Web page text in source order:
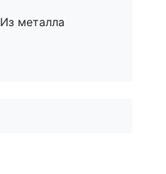
Из металла